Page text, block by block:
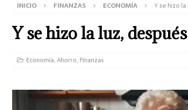
[ 19 de noviembre de 2025 ] Productos
CATEGORIZAR
[ 16 de noviembre de 2025 ]
Democracia
[ 13 de noviembre de 2025 ]
10 Señales de
INICIO FINANZAS ECONOMÍA Y se hizo
Y se hizo la luz,
Economía,Ahorro, Finanzas